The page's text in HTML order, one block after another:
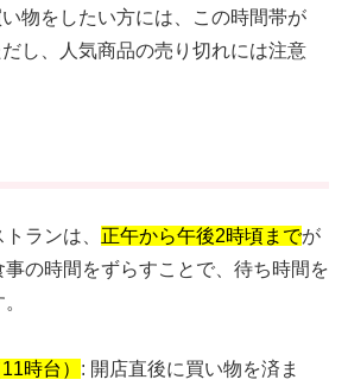
物をしたい方には、この時間帯が
し、人気商品の売り切れには注意
ランは、 正午から午後2時頃までが
の時間をずらすことで、待ち時間を
時台） : 開店直後に買い物を済ま